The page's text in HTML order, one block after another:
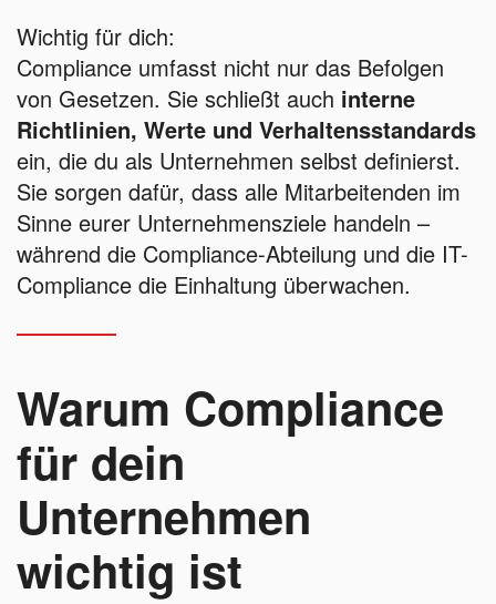
Wichtig für dich:
Compliance umfasst nicht nur das Befolgen
von Gesetzen. Sie schließt auch interne
Richtlinien, Werte und Verhaltensstandards
ein, die du als Unternehmen selbst definierst.
Sie sorgen dafür, dass alle Mitarbeitenden im
Sinne eurer Unternehmensziele handeln –
während die Compliance-Abteilung und die IT-
Compliance die Einhaltung überwachen.
Warum Compliance
für dein
Unternehmen
wichtig ist